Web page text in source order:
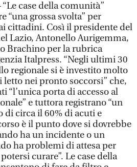
“Le case della comunità”
“una grossa svolta” per
cittadini. Così il presidente del
Lazio, Antonello Aurigemma,
Brachino per la rubrica
Italpress. “Negli ultimi 30
regionale si è investito molto
letto nei pronto soccorsi” che,
“l’unica porta di accesso al
e tuttora registrano “un
di circa il 60% di acuti e
è il punto dove si dovrebbe
ha un incidente o un
ha problemi di attesa per
curare”. Le case della